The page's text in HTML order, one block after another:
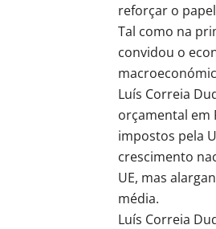
reforçar o
Tal como na
convidou o
Luís Correia
orçamental em
impostos pela
crescimento
UE, mas
média.
Luís Correia